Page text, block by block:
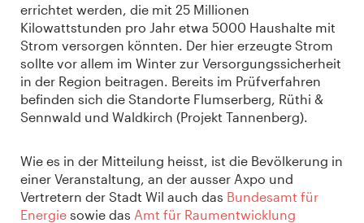
errichtet werden, die mit 25 Millionen
Kilowattstunden pro Jahr etwa 5000 Haushalte mit
Strom versorgen könnten. Der hier erzeugte Strom
sollte vor allem im Winter zur Versorgungssicherheit
in der Region beitragen. Bereits im Prüfverfahren
befinden sich die Standorte Flumserberg, Rüthi &
Sennwald und Waldkirch (Projekt Tannenberg).
Wie es in der Mitteilung heisst, ist die Bevölkerung in
einer Veranstaltung, an der ausser Axpo und
Vertretern der Stadt Wil auch das Bundesamt für
Energie sowie das Amt für Raumentwicklung